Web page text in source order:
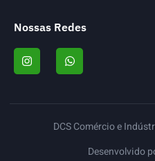
Nossas Redes
DCS Comércio e
Desenvolvido